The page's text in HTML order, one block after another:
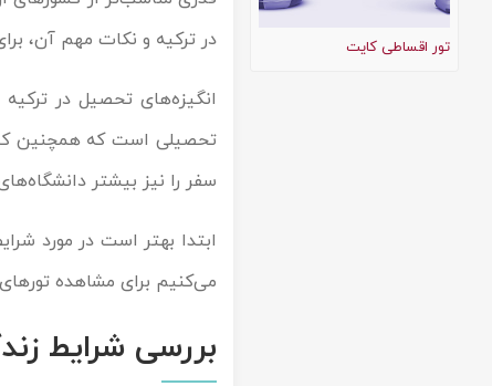
تور اقساطی کایت
در ترکیه و نکات مهم آن،
انگیزه‌های تحصیل در
تحصیلی است که همچنین
سفر را نیز بیشتر
ابتدا بهتر است در مورد
می‌کنیم برای مشاهده
بررسی شرایط
تور کویر مرنجاب
اقساطی
تور سنگاپور اقساطی